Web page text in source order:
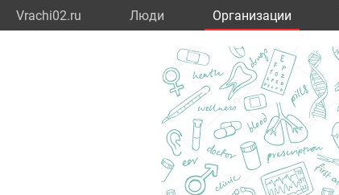
Vrachi02.ru Люди Организации